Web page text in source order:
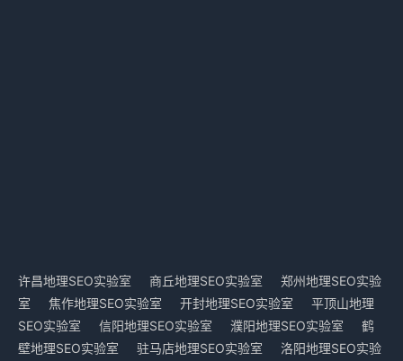
许昌地理SEO实验室 商丘地理SEO实验室
郑州地理SEO实验
室
焦作地理SEO实验室 开封地理SEO实验室
平顶山地理
SEO实验室
信阳地理SEO实验室 濮阳地理SEO实验室
鹤
壁地理SEO实验室
驻马店地理SEO实验室
洛阳地理SEO实验